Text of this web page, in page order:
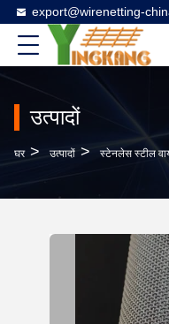
export@wirenetting-
उत्पादों
घर > उत्पादों > स्टेनलेस स्टील